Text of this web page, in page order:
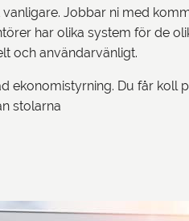
Jobbar ni med
har olika system för de
och användarvänligt.
ekonomistyrning. Du får koll
stolarna